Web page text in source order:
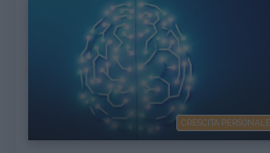
CRESCITA PERSONALE